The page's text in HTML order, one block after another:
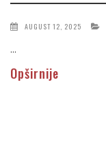
AUGUST 12, 2025
...
Opširnije